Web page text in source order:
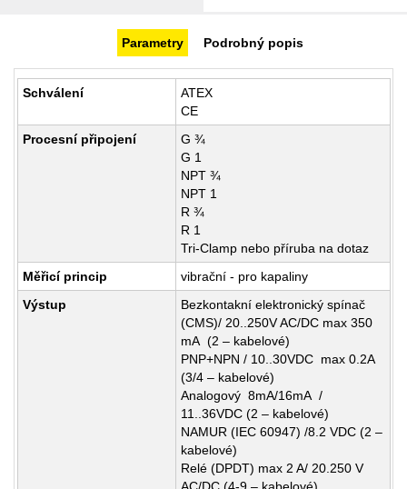
Parametry Podrobný popis
Schválení
ATEX
CE
Procesní připojení
G ¾
G 1
NPT ¾
NPT 1
R ¾
R 1
Tri-Clamp nebo příruba na dotaz
Měřicí princip
vibrační - pro kapaliny
Výstup
Bezkontakní elektronický spínač
(CMS)/ 20..250V AC/DC max 350
mA (2 – kabelové)
PNP+NPN / 10..30VDC max 0.2A
(3/4 – kabelové)
Analogový 8mA/16mA /
11..36VDC (2 – kabelové)
NAMUR (IEC 60947) /8.2 VDC (2 –
kabelové)
Relé (DPDT) max 2 A/ 20.250 V